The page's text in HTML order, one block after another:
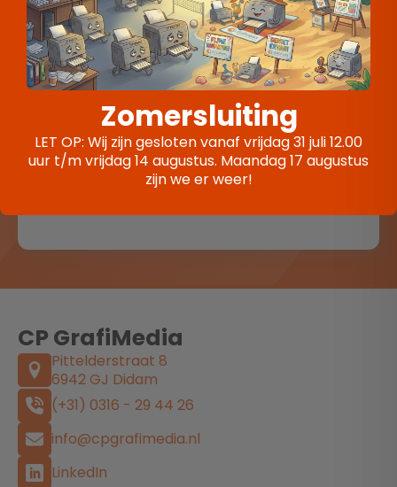
Meld je aan voor onze
nieuwsbrief
Ontvang max. 1x per maand onze
update voor inspiratie, aanbiedingen en
adviezen.
CP GrafiMedia
Pittelderstraat 8
6942 GJ Didam
(+31) 0316 - 29 44 26
info@cpgrafimedia.nl
LinkedIn
Zomersluiting
LET OP: Wij zijn gesloten vanaf vrijdag 31 juli 12.00
uur t/m vrijdag 14 augustus. Maandag 17 augustus
zijn we er weer!